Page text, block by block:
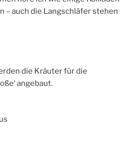
– auch die Langschläfer stehen
die Kräuter für die
angebaut.